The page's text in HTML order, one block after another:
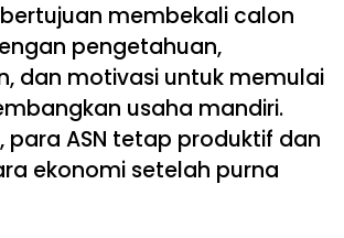
membekali calon
pengetahuan,
dan motivasi untuk memulai
usaha mandiri.
para ASN tetap produktif dan
ekonomi setelah purna